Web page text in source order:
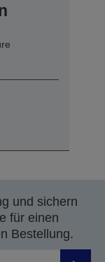
und sichern
für einen
Bestellung.